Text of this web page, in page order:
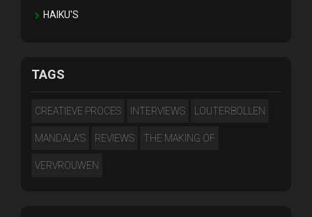
HAIKU'S
TAGS
CREATIEVE PROCES INTERVIEWS LOUTERBOLLEN
MANDALA'S REVIEWS THE MAKING OF
VERVROUWEN